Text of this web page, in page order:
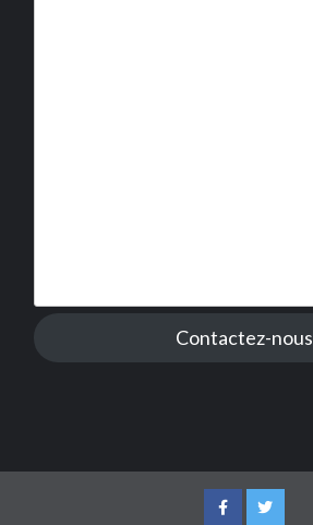
Contactez-nous